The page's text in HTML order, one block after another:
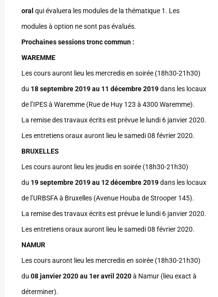
oral qui évaluera les modules de la thématique 1. Les
modules à option ne sont pas évalués.
Prochaines sessions tronc commun :
WAREMME
Les cours auront lieu les mercredis en soirée (18h30-21h30)
du 18 septembre 2019 au 11 décembre 2019dans les locaux
de l’IPES à Waremme (Rue de Huy 123 à 4300 Waremme).
La remise des travaux écrits est prévue le lundi 6 janvier 2020.
Les entretiens oraux auront lieu le samedi 08 février 2020.
BRUXELLES
Les cours auront lieu les jeudis en soirée (18h30-21h30)
du 19 septembre 2019 au 12 décembre 2019dans les locaux
de l’URBSFA à Bruxelles (Avenue Houba de Strooper 145).
La remise des travaux écrits est prévue le lundi 6 janvier 2020.
Les entretiens oraux auront lieu le samedi 08 février 2020.
NAMUR
Les cours auront lieu les mercredis en soirée (18h30-21h30)
du 08 janvier 2020 au 1er avril 2020à Namur (lieu exact à
déterminer).